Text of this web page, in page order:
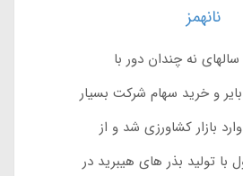
نانهمز
نه چندان دور با
و خرید سهام شرکت بسیار
بازار کشاورزی شد و از
با تولید بذر های هیبرید در